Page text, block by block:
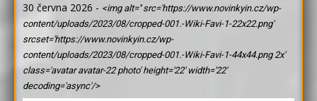
30 června 2026 - <img alt='' src='https://www.novinkyin.cz/wp-
content/uploads/2023/08/cropped-001.-Wiki-Favi-1-22x22.png'
srcset='https://www.novinkyin.cz/wp-
content/uploads/2023/08/cropped-001.-Wiki-Favi-1-44x44.png 2x'
class='avatar avatar-22 photo' height='22' width='22'
decoding='async'/>